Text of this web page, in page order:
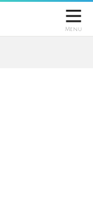

Menu